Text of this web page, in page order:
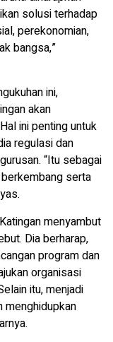
solusi terhadap
perekonomian,
bangsa,”
ini,
akan
ini penting untuk
regulasi dan
“Itu sebagai
serta
menyambut
Dia berharap,
program dan
organisasi
itu, menjadi
menghidupkan